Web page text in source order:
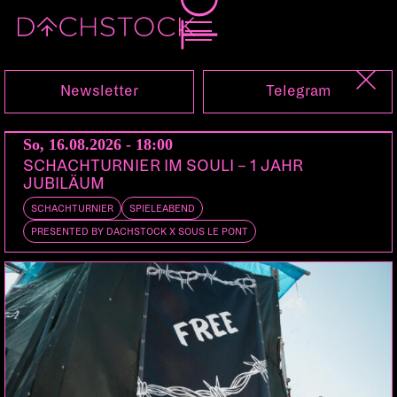
Sa, 17.09.2005
NOISIA NL | Vision / Division / Invisible, Renegade Hardware
DOORS:
Newsletter Telegram
So, 16.08.2026 - 18:00
SCHACHTURNIER IM SOULI – 1 JAHR
JUBILÄUM
SCHACHTURNIER SPIELEABEND
PRESENTED BY DACHSTOCK X SOUS LE PONT